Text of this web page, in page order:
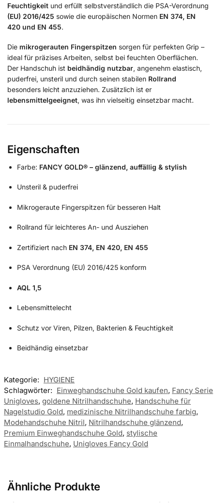
Feuchtigkeit und erfüllt selbstverständlich die PSA-Verordnung
(EU) 2016/425 sowie die europäischen Normen EN 374, EN
420 und EN 455.
Die mikrogerauten Fingerspitzen sorgen für perfekten Grip –
ideal für präzises Arbeiten, selbst bei feuchten Oberflächen.
Der Handschuh ist beidhändig nutzbar, angenehm elastisch,
puderfrei, unsteril und durch seinen stabilen Rollrand
besonders leicht anzuziehen. Zusätzlich ist er
lebensmittelgeeignet, was ihn vielseitig einsetzbar macht.
Eigenschaften
Farbe: FANCY GOLD® – glänzend, auffällig & stylish
Unsteril & puderfrei
Mikrogeraute Fingerspitzen für besseren Halt
Rollrand für leichteres An- und Ausziehen
Zertifiziert nach EN 374, EN 420, EN 455
PSA Verordnung (EU) 2016/425 konform
AQL 1,5
Lebensmittelecht
Schutz vor Viren, Pilzen, Bakterien & Feuchtigkeit
Beidhändig einsetzbar
Kategorie: HYGIENE
Schlagwörter: Einweghandschuhe Gold kaufen, Fancy Serie
Unigloves, goldene Nitrilhandschuhe, Handschuhe für
Nagelstudio Gold, medizinische Nitrilhandschuhe farbig,
Modehandschuhe Nitril, Nitrilhandschuhe glänzend,
Premium Einweghandschuhe Gold, stylische
Einmalhandschuhe, Unigloves Fancy Gold
Ähnliche Produkte